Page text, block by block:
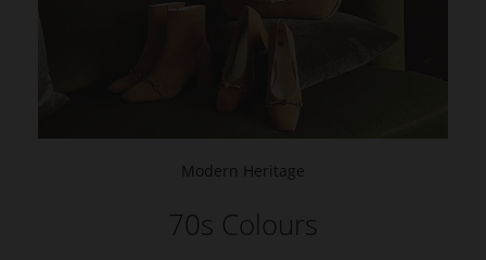
Modern Heritage
70s Colours